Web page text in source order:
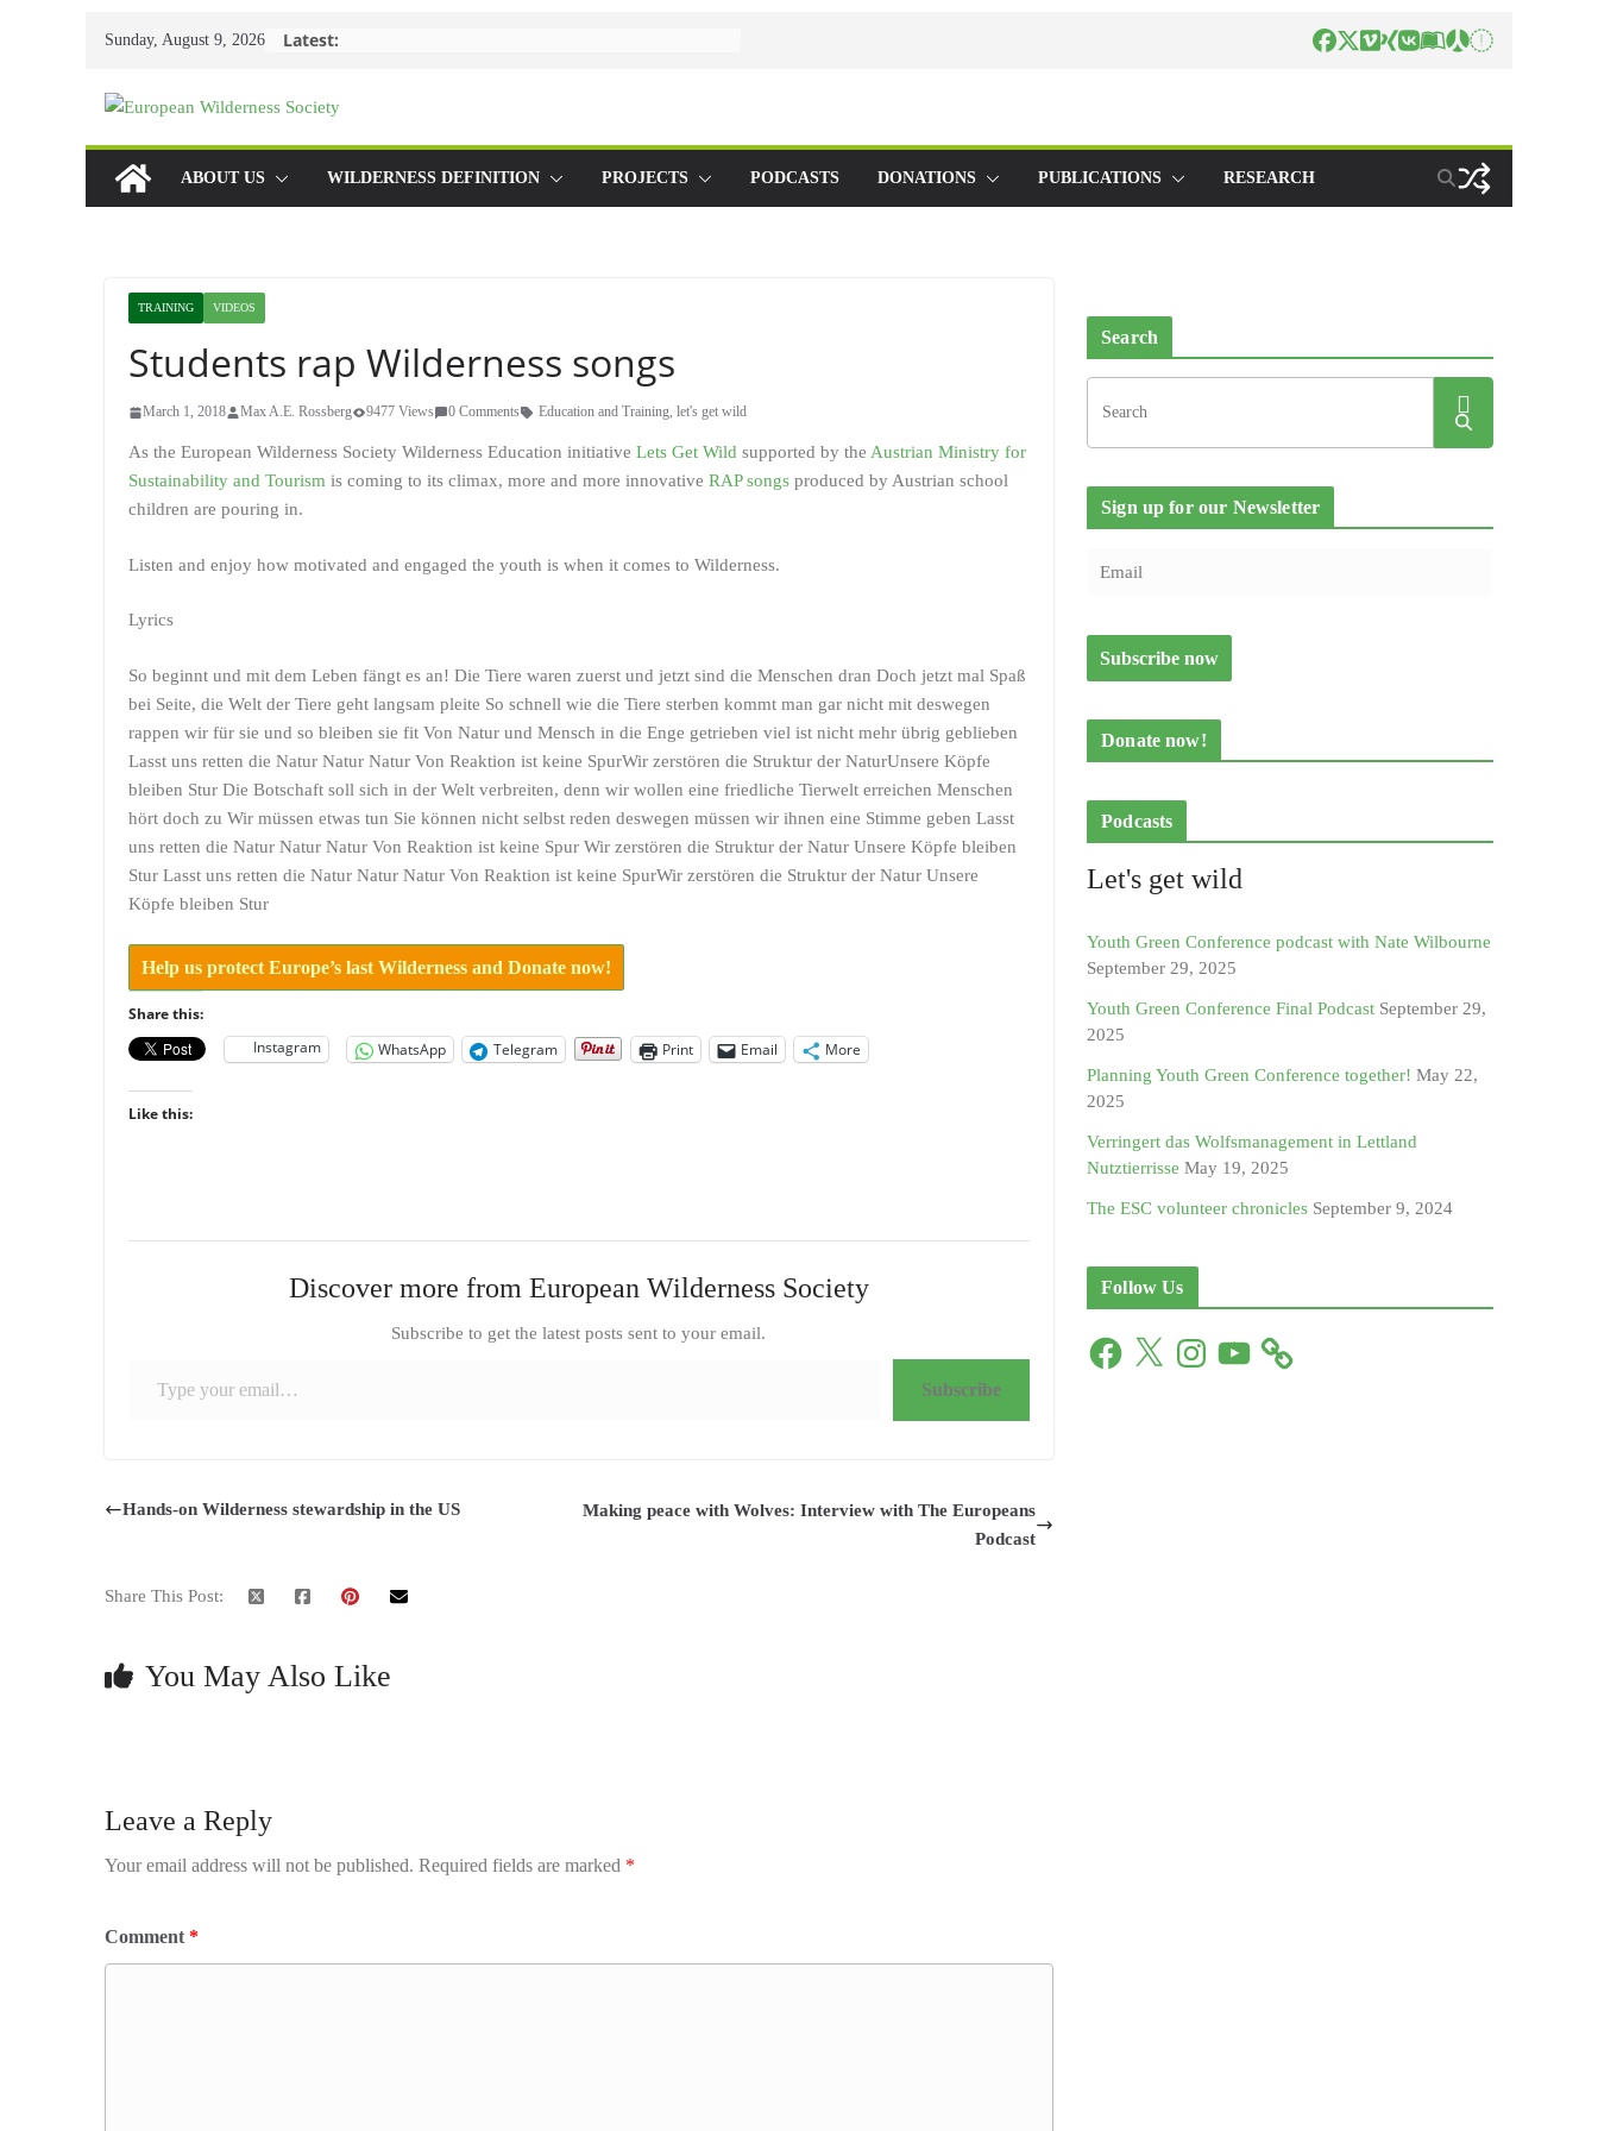
Sunday, August 9, 2026 Latest:
ABOUT US WILDERNESS DEFINITION PROJECTS PODCASTS DONATIONS PUBLICATIONS RESEARCH
TRAINING VIDEOS
Students rap Wilderness songs
March 1, 2018 Max A.E. Rossberg 9477 Views 0 Comments Education and Training, let's get wild
As the European Wilderness Society Wilderness Education initiative Lets Get Wild supported by the Austrian Ministry for
Sustainability and Tourism is coming to its climax, more and more innovative RAP songs produced by Austrian school
children are pouring in.
Listen and enjoy how motivated and engaged the youth is when it comes to Wilderness.
Lyrics
So beginnt und mit dem Leben fängt es an! Die Tiere waren zuerst und jetzt sind die Menschen dran Doch jetzt mal Spaß
bei Seite, die Welt der Tiere geht langsam pleite So schnell wie die Tiere sterben kommt man gar nicht mit deswegen
rappen wir für sie und so bleiben sie fit Von Natur und Mensch in die Enge getrieben viel ist nicht mehr übrig geblieben
Lasst uns retten die Natur Natur Natur Von Reaktion ist keine SpurWir zerstören die Struktur der NaturUnsere Köpfe
bleiben Stur Die Botschaft soll sich in der Welt verbreiten, denn wir wollen eine friedliche Tierwelt erreichen Menschen
hört doch zu Wir müssen etwas tun Sie können nicht selbst reden deswegen müssen wir ihnen eine Stimme geben Lasst
uns retten die Natur Natur Natur Von Reaktion ist keine Spur Wir zerstören die Struktur der Natur Unsere Köpfe bleiben
Stur Lasst uns retten die Natur Natur Natur Von Reaktion ist keine SpurWir zerstören die Struktur der Natur Unsere
Köpfe bleiben Stur
Help us protect Europe’s last Wilderness and Donate now!
Share this:
Instagram
WhatsApp Telegram Print Email More
Like this:
Discover more from European Wilderness Society
Subscribe to get the latest posts sent to your email.
Subscribe
Hands-on Wilderness stewardship in the US
Making peace with Wolves: Interview with The Europeans
Podcast
Share This Post:
You May Also Like
Leave a Reply
Your email address will not be published. Required fields are marked *
Comment *
Search
Sign up for our Newsletter
Donate now!
Podcasts
Let's get wild
Youth Green Conference podcast with Nate Wilbourne
September 29, 2025
Youth Green Conference Final Podcast September 29,
2025
Planning Youth Green Conference together! May 22,
2025
Verringert das Wolfsmanagement in Lettland
Nutztierrisse May 19, 2025
The ESC volunteer chronicles September 9, 2024
Follow Us
F
X
I
n
Y